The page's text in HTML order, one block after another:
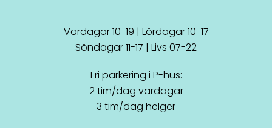
Vardagar 10-19 | Lördagar 10-17
Söndagar 11-17 | Livs 07-22
Fri parkering i P-hus:
2 tim/dag vardagar
3 tim/dag helger